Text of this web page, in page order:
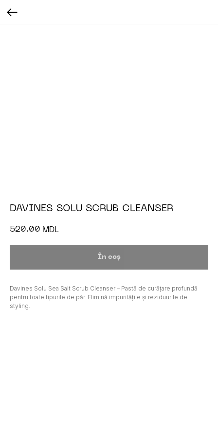
DAVINES SOLU SCRUB CLEANSER
520.00 MDL
În coș
Davines Solu Sea Salt Scrub Cleanser – Pastă de curățare profundă
pentru toate tipurile de păr. Elimină impuritățile și reziduurile de
styling.